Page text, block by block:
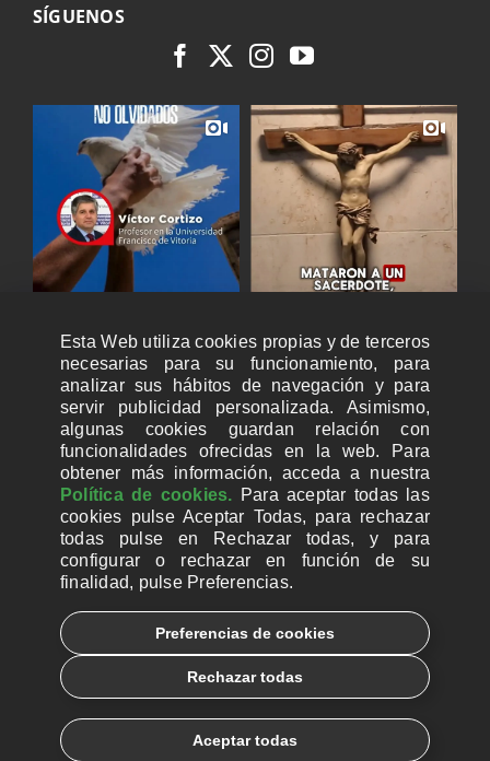
SÍGUENOS
CUENTAS BANCARIAS PARA DONAR
Galego
Español
Esta Web utiliza cookies propias y de terceros
necesarias para su funcionamiento, para
analizar sus hábitos de navegación y para
servir publicidad personalizada. Asimismo,
algunas cookies guardan relación con
funcionalidades ofrecidas en la web. Para
obtener más información, acceda a nuestra
Política de cookies. Para aceptar todas las
cookies pulse Aceptar Todas, para rechazar
todas pulse en Rechazar todas, y para
configurar o rechazar en función de su
finalidad, pulse Preferencias.
Preferencias de cookies
Rechazar todas
Aceptar todas